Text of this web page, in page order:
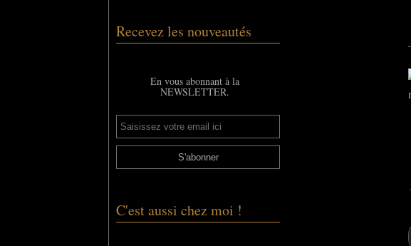
Recevez les nouveautés
C'est aussi chez moi !